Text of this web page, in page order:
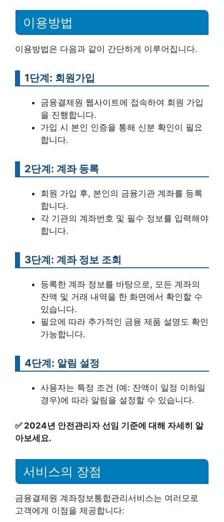
이용방법
이용방법은 다음과 같이 간단하게 이루어집니다.
1단계: 회원가입
금융결제원 웹사이트에 접속하여 회원 가입
을 진행합니다.
가입 시 본인 인증을 통해 신분 확인이 필요
합니다.
2단계: 계좌 등록
회원 가입 후, 본인의 금융기관 계좌를 등록
합니다.
각 기관의 계좌번호 및 필수 정보를 입력해야
합니다.
3단계: 계좌 정보 조회
등록한 계좌 정보를 바탕으로, 모든 계좌의
잔액 및 거래 내역을 한 화면에서 확인할 수
있습니다.
필요에 따라 추가적인 금융 제품 설명도 확인
가능합니다.
4단계: 알림 설정
사용자는 특정 조건 (예: 잔액이 일정 이하일
경우)에 따라 알림을 설정할 수 있습니다.
✅ 2024년 안전관리자 선임 기준에 대해 자세히 알
아보세요.
서비스의 장점
금융결제원 계좌정보통합관리서비스는 여러모로
고객에게 이점을 제공합니다: